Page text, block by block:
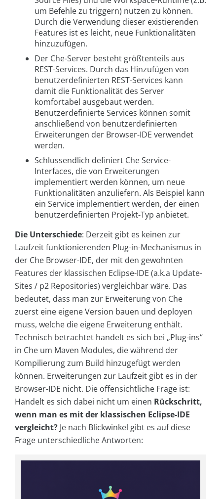
um Befehle zu triggern) nutzen zu können.
Durch die Verwendung dieser existierenden
Features ist es leicht, neue Funktionalitäten
hinzuzufügen.
Der Che-Server besteht größtenteils aus
REST-Services. Durch das Hinzufügen von
benutzerdefinierten REST-Services kann
damit die Funktionalität des Server
komfortabel ausgebaut werden.
Benutzerdefinierte Services können somit
anschließend von benutzerdefinierten
Erweiterungen der Browser-IDE verwendet
werden.
Schlussendlich definiert Che Service-
Interfaces, die von Erweiterungen
implementiert werden können, um neue
Funktionalitäten anzuliefern. Als Beispiel kann
ein Service implementiert werden, der einen
benutzerdefinierten Projekt-Typ anbietet.
Die Unterschiede: Derzeit gibt es keinen zur
Laufzeit funktionierenden Plug-in-Mechanismus in
der Che Browser-IDE, der mit den gewohnten
Features der klassischen Eclipse-IDE (a.k.a Update-
Sites / p2 Repositories) vergleichbar wäre. Das
bedeutet, dass man zur Erweiterung von Che
zuerst eine eigene Version bauen und deployen
muss, welche die eigene Erweiterung enthält.
Technisch betrachtet handelt es sich bei „Plug-ins“
in Che um Maven Modules, die während der
Kompilierung zum Build hinzugefügt werden
können. Erweiterungen zur Laufzeit gibt es in der
Browser-IDE nicht. Die offensichtliche Frage ist:
Handelt es sich dabei nicht um einen Rückschritt,
wenn man es mit der klassischen Eclipse-IDE
vergleicht? Je nach Blickwinkel gibt es auf diese
Frage unterschiedliche Antworten: